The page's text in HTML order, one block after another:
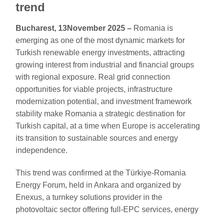
trend
Bucharest, 13November 2025 – Romania is
emerging as one of the most dynamic markets for
Turkish renewable energy investments, attracting
growing interest from industrial and financial groups
with regional exposure. Real grid connection
opportunities for viable projects, infrastructure
modernization potential, and investment framework
stability make Romania a strategic destination for
Turkish capital, at a time when Europe is accelerating
its transition to sustainable sources and energy
independence.
This trend was confirmed at the Türkiye-Romania
Energy Forum, held in Ankara and organized by
Enexus, a turnkey solutions provider in the
photovoltaic sector offering full-EPC services, energy